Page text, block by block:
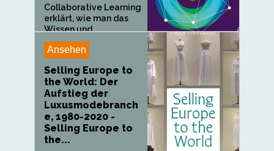
Collaborative Learning
erklärt, wie man das
Wissen und...
Ansehen
Selling Europe to
the World: Der
Aufstieg der
Luxusmodebranch
e, 1980-2020 -
Selling Europe to
the...